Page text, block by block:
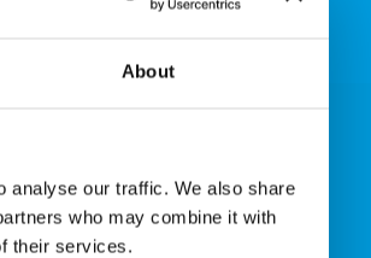
About
analyse our traffic. We also share
who may combine it with
their services.